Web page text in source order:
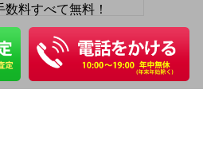
料すべて無料！